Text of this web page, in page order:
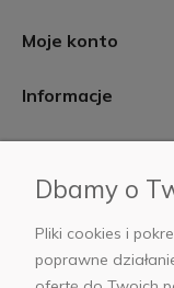
Moje konto
Informacje
AB Foto
Dbamy o
Pliki cookies i
poprawne